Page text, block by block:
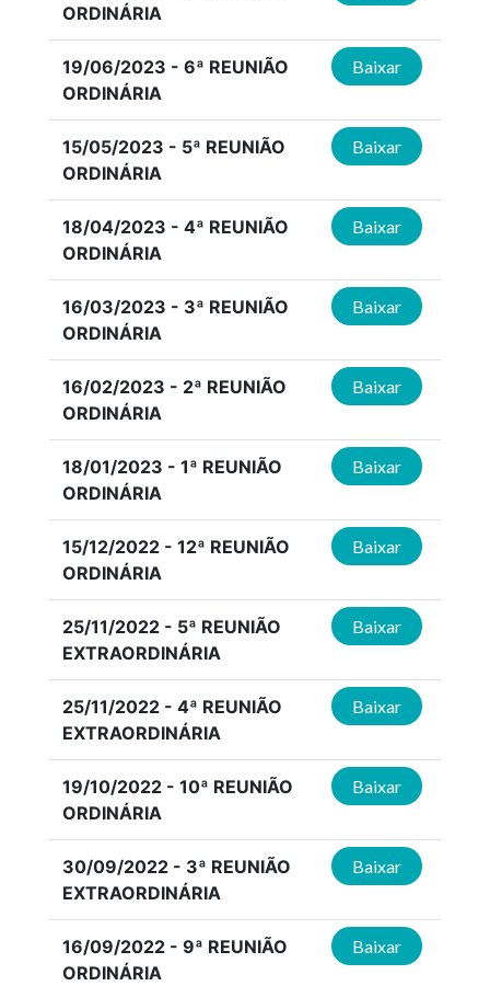
ORDINÁRIA
19/06/2023 - 6ª REUNIÃO
ORDINÁRIA
Baixar
15/05/2023 - 5ª REUNIÃO
ORDINÁRIA
Baixar
18/04/2023 - 4ª REUNIÃO
ORDINÁRIA
Baixar
16/03/2023 - 3ª REUNIÃO
ORDINÁRIA
Baixar
16/02/2023 - 2ª REUNIÃO
ORDINÁRIA
Baixar
18/01/2023 - 1ª REUNIÃO
ORDINÁRIA
Baixar
15/12/2022 - 12ª REUNIÃO
ORDINÁRIA
Baixar
25/11/2022 - 5ª REUNIÃO
EXTRAORDINÁRIA
Baixar
25/11/2022 - 4ª REUNIÃO
EXTRAORDINÁRIA
Baixar
19/10/2022 - 10ª REUNIÃO
ORDINÁRIA
Baixar
30/09/2022 - 3ª REUNIÃO
EXTRAORDINÁRIA
Baixar
16/09/2022 - 9ª REUNIÃO
ORDINÁRIA
Baixar